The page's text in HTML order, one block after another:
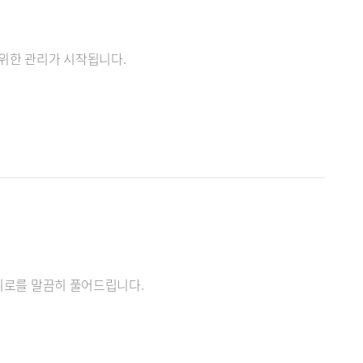
한 관리가 시작됩니다.
를 말끔히 풀어드립니다.